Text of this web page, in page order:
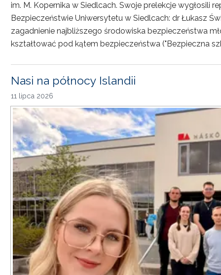
im. M. Kopernika w Siedlcach. Swoje prelekcje wygłosili
Bezpieczeństwie Uniwersytetu w Siedlcach: dr Łukasz
zagadnienie najbliższego środowiska bezpieczeństwa
kształtować pod kątem bezpieczeństwa ("Bezpieczna
Nasi na północy Islandii
11 lipca 2026